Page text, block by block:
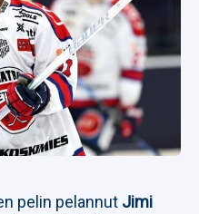
pelin pelannut Jimi